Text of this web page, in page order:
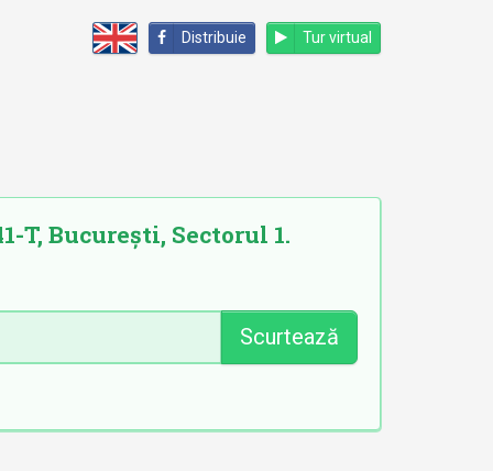
Distribuie Tur virtual
T, București, Sectorul 1.
Scurtează